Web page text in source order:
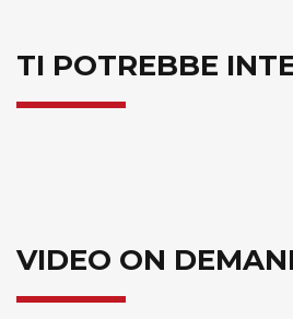
TI POTREBBE
VIDEO ON